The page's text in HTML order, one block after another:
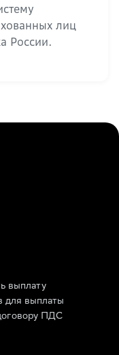
лиц
России.
выплату
для выплаты
ПДС